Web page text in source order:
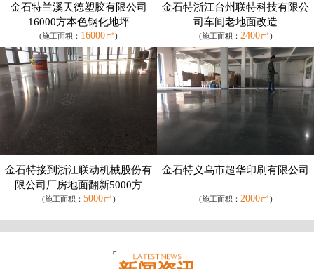
金石特兰溪天德塑胶有限公司
16000方本色钢化地坪
(施工面积： 16000㎡)
金石特浙江台州联特科技有限公
司车间老地面改造
(施工面积： 2400㎡)
金石特接到浙江联动机械股份有
限公司厂房地面翻新5000方
(施工面积： 5000㎡)
金石特义乌市超华印刷有限公司
(施工面积： 2000㎡)